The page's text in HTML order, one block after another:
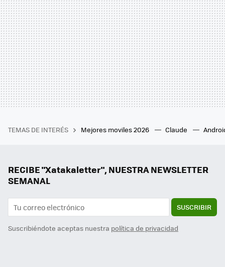
TEMAS DE INTERÉS Mejores moviles 2026 Claude
RECIBE "Xatakaletter", NUESTRA NEWSLETTER
SEMANAL
SUSCRIBIR
Suscribiéndote aceptas nuestra política de privacidad